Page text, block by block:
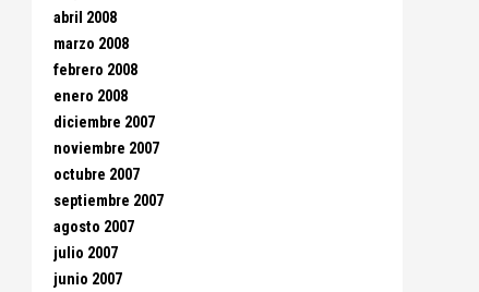
abril 2008
marzo 2008
febrero 2008
enero 2008
diciembre 2007
noviembre 2007
octubre 2007
septiembre 2007
agosto 2007
julio 2007
junio 2007